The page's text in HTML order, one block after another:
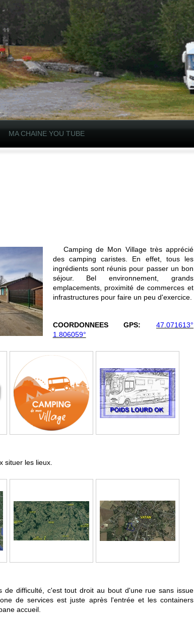
MA CHAINE YOU TUBE
Camping de Mon Village très apprécié
des camping caristes. En effet, tous les
ingrédients sont réunis pour passer un bon
séjour. Bel environnement, grands
emplacements, proximité de commerces et
infrastructures pour faire un peu d'exercice.
COORDONNEES GPS:
47.071613°
1.806059°
situer les lieux.
difficulté, c'est tout droit au bout d'une rue sans issue
de services est juste après l'entrée et les containers
accueil.